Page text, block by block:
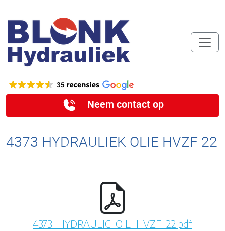
Neem contact op
4373 HYDRAULIEK OLIE HVZF 22
4373_HYDRAULIC_OIL_HVZF_22.pdf